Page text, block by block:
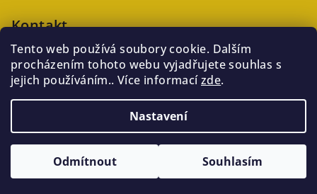
Tento web používá soubory cookie. Dalším
procházením tohoto webu vyjadřujete souhlas s
jejich používáním.. Více informacízde.
Nastavení
Odmítnout Souhlasím
Kontakt
veronika @kaftanlicious.cz
+420723126237
Copyright 2026Kaftanlicious. Všechna práva vyhrazena.
Vytvořil Shoptet